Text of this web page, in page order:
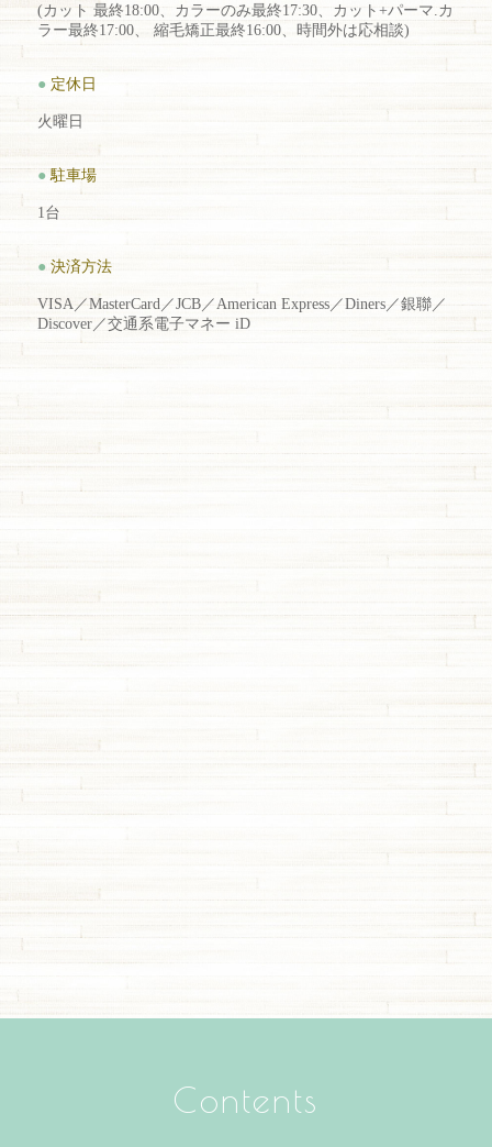
(カット 最終18:00、カラーのみ最終17:30、カット+パーマ.カ
ラー最終17:00、 縮毛矯正最終16:00、時間外は応相談)
● 定休日
火曜日
● 駐車場
1台
● 決済方法
VISA／MasterCard／JCB／American Express／Diners／銀聯／
Discover／交通系電子マネー iD
Contents